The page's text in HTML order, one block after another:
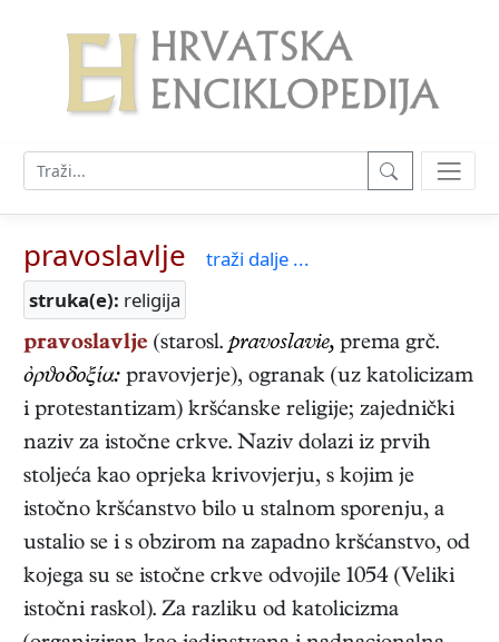
pravoslavlje
traži dalje ...
struka(e): religija
pravoslavlje (starosl.pravoslavie, prema grč.
ὀρϑοδοξία: pravovjerje), ogranak (uz katolicizam
i protestantizam) kršćanske religije; zajednički
naziv za istočne crkve. Naziv dolazi iz prvih
stoljeća kao oprjeka krivovjerju, s kojim je
istočno kršćanstvo bilo u stalnom sporenju, a
ustalio se i s obzirom na zapadno kršćanstvo, od
kojega su se istočne crkve odvojile 1054 (Veliki
istočni raskol). Za razliku od katolicizma